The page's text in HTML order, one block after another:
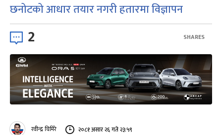
छनोटको आधार तयार नगरी हतारमा विज्ञापन
2 SHARES
रवीन्द्र घिमिरे २०८१ असार २६ गते २३:५९